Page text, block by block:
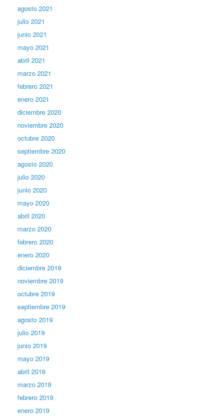
agosto 2021
julio 2021
junio 2021
mayo 2021
abril 2021
marzo 2021
febrero 2021
enero 2021
diciembre 2020
noviembre 2020
octubre 2020
septiembre 2020
agosto 2020
julio 2020
junio 2020
mayo 2020
abril 2020
marzo 2020
febrero 2020
enero 2020
diciembre 2019
noviembre 2019
octubre 2019
septiembre 2019
agosto 2019
julio 2019
junio 2019
mayo 2019
abril 2019
marzo 2019
febrero 2019
enero 2019